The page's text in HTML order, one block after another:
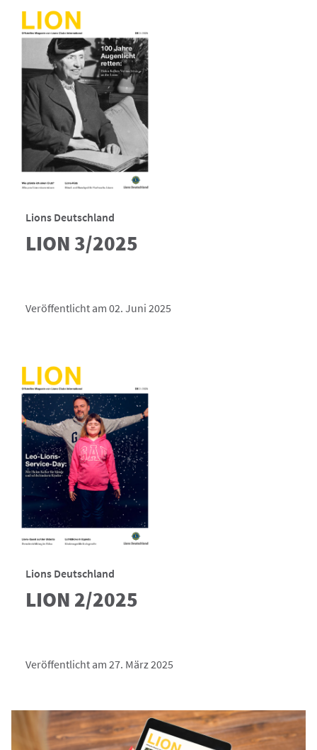
Lions Deutschland
LION 3/2025
Veröffentlicht am 02. Juni 2025
Lions Deutschland
LION 2/2025
Veröffentlicht am 27. März 2025